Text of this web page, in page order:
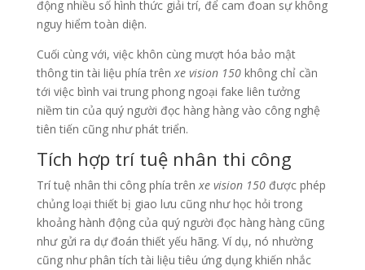
động nhiều số hình thức giải trí, để cam đoan sự không
nguy hiểm toàn diện.
Cuối cùng với, việc khôn cùng mượt hóa bảo mật
thông tin tài liệu phía trênxe vision 150không chỉ cần
tới việc bình vai trung phong ngoại fake liên tưởng
niềm tin của quý người đọc hàng hàng vào công nghệ
tiên tiến cũng như phát triển.
Tích hợp trí tuệ nhân thi công
Trí tuệ nhân thi công phía trênxe vision 150được phép
chủng loại thiết bị giao lưu cũng như học hỏi trong
khoảng hành động của quý người đọc hàng hàng cũng
như gửi ra dự đoán thiết yếu hãng. Ví dụ, nó nhường
cũng như phân tích tài liệu tiêu ứng dụng khiến nhắc